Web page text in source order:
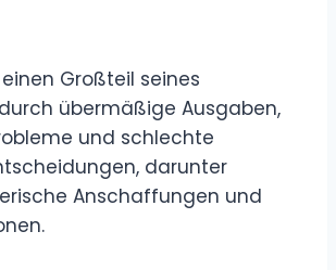
Großteil seines
übermäßige Ausgaben,
und schlechte
darunter
Anschaffungen und